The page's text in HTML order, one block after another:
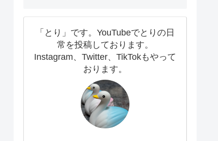
「とり」です。YouTubeでとりの日
常を投稿しております。
Instagram、Twitter、TikTokもやって
おります。